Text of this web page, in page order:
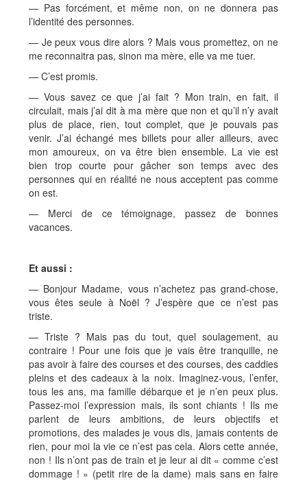
— Pas forcément, et même non, on ne donnera pas
l’identité des personnes.
— Je peux vous dire alors ? Mais vous promettez, on ne
me reconnaitra pas, sinon ma mère, elle va me tuer.
— C’est promis.
— Vous savez ce que j’ai fait ? Mon train, en fait, il
circulait, mais j’ai dit à ma mère que non et qu’il n’y avait
plus de place, rien, tout complet, que je pouvais pas
venir. J’ai échangé mes billets pour aller ailleurs, avec
mon amoureux, on va être bien ensemble. La vie est
bien trop courte pour gâcher son temps avec des
personnes qui en réalité ne nous acceptent pas comme
on est.
— Merci de ce témoignage, passez de bonnes
vacances.
Et aussi :
— Bonjour Madame, vous n’achetez pas grand-chose,
vous êtes seule à Noël ? J’espère que ce n’est pas
triste.
— Triste ? Mais pas du tout, quel soulagement, au
contraire ! Pour une fois que je vais être tranquille, ne
pas avoir à faire des courses et des courses, des caddies
pleins et des cadeaux à la noix. Imaginez-vous, l’enfer,
tous les ans, ma famille débarque et je n’en peux plus.
Passez-moi l’expression mais, ils sont chiants ! Ils me
parlent de leurs ambitions, de leurs objectifs et
promotions, des malades je vous dis, jamais contents de
rien, pour moi la vie ce n’est pas cela. Alors cette année,
non ! Ils n’ont pas de train et je leur ai dit « comme c’est
dommage ! » (petit rire de la dame) mais sans en faire